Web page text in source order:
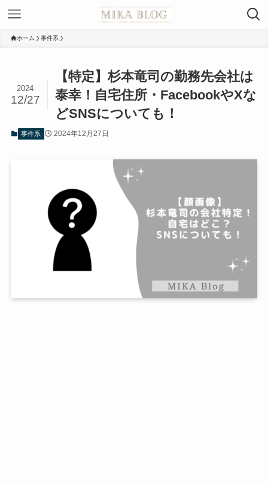
ホーム 事件系
【特定】杉本竜司の勤務先会社は
泰幸！自宅住所・FacebookやXな
どSNSについても！
2024
12/27
事件系 2024年12月27日